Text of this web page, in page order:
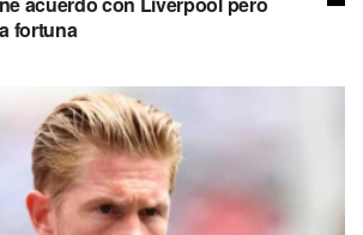
fortuna